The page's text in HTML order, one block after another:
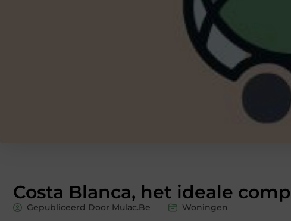
Costa Blanca, het ideale
Gepubliceerd Door Mulac.Be Woningen